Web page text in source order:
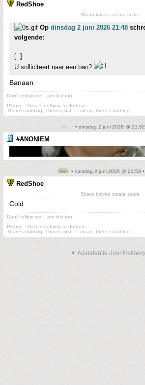
RedShoe
Sharp knives create scars
Op dinsdag 2 juni 2026 21:48
volgende:
[..]
U solliciteert naar een ban?
Banaan
Don't follow me. I am lost too
Please. There's nothing to do here.
There's nothing. There's just....I mean, there's nothing.
• dinsdag 2 juni 2026 @
#ANONIEM
• dinsdag 2 juni 2026 @ 21:53
RedShoe
Sharp knives create scars
Cold
Don't follow me. I am lost too
Please. There's nothing to do here.
There's nothing. There's just....I mean, there's nothing.
▼ Advertentie door